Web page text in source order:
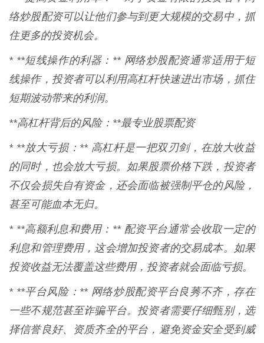
络炒股配资可以让他们参与到更大规模的交易中，抓
住更多的投资机会。
* **短线操作的利器：** 网络炒股配资通常适用于短
线操作，投资者可以利用高杠杆快速进出市场，抓住
短期波动带来的利润。
**高杠杆背后的风险：**最专业股票配资
* **放大亏损：** 高杠杆是一把双刃剑，在放大收益
的同时，也会放大亏损。如果股票价格下跌，投资者
不仅会损失自有资金，还会面临被强制平仓的风险，
甚至可能血本无归。
* **高额利息和费用：** 配资平台通常会收取一定的
利息和管理费用，这会增加投资者的交易成本。如果
投资收益无法覆盖这些费用，投资者就会面临亏损。
* **平台风险：** 网络炒股配资平台良莠不齐，存在
一些不规范甚至诈骗平台。投资者需要仔细甄别，选
择信誉良好、资质齐全的平台，避免资金安全受到威